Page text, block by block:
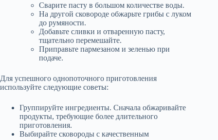
Сварите пасту в большом количестве воды.
На другой сковороде обжарьте грибы с луком
до румяности.
Добавьте сливки и отваренную пасту,
тщательно перемешайте.
Приправьте пармезаном и зеленью при
подаче.
Для успешного однопоточного приготовления
используйте следующие советы:
Группируйте ингредиенты. Сначала обжаривайте
продукты, требующие более длительного
приготовления.
Выбирайте сковороды с качественным